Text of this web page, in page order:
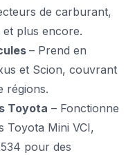
de carburant,
plus encore.
– Prend en
et Scion, couvrant
régions.
Toyota – Fonctionne
Toyota Mini VCI,
pour des